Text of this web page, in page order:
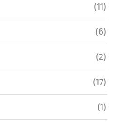
(11)
(6)
(2)
(17)
(1)